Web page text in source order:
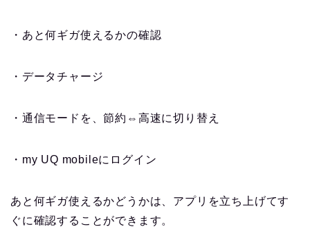
・あと何ギガ使えるかの確認
・データチャージ
・通信モードを、節約⇔高速に切り替え
・my UQ mobileにログイン
あと何ギガ使えるかどうかは、アプリを立ち上げてす
ぐに確認することができます。